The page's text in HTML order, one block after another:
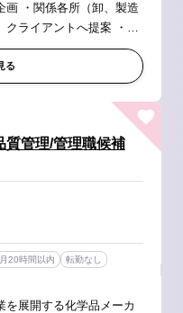
画 ・関係各所（卸、製造
クライアントへ提案 ・工
ところで大阪、岐阜な
る
質管理/管理職候補
20時間以内
転勤なし
を展開する化学品メーカ